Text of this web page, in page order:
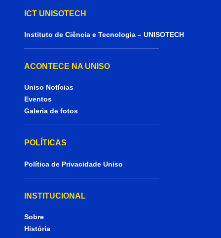
ICT UNISOTECH
Instituto de Ciência e Tecnologia – UNISOTECH
ACONTECE NA UNISO
Uniso Notícias
Eventos
Galeria de fotos
POLÍTICAS
Política de Privacidade Uniso
INSTITUCIONAL
Sobre
História